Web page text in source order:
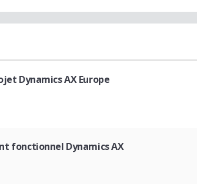
Dynamics AX Europe
fonctionnel Dynamics AX